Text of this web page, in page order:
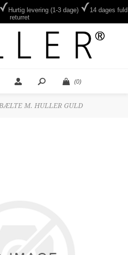
Hurtig levering (1-3 dage)
14 dages fuld
returret
(0)
M. HULLER GULD